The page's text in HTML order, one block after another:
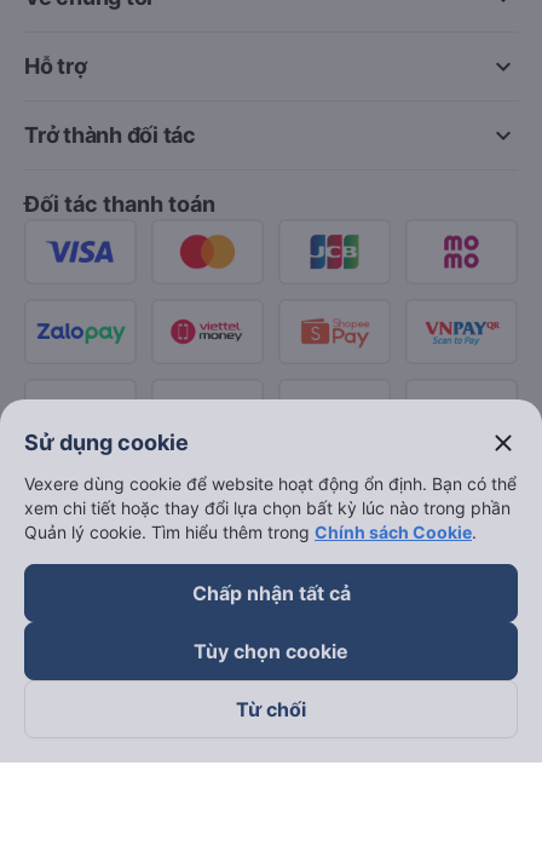
keyboard_arrow_down
Hỗ trợ
keyboard_arrow_down
Trở thành đối tác
Đối tác thanh toán
Theo dõi chúng tôi trên
Sử dụng cookie close
Vexere dùng cookie để website hoạt động ổn định. Bạn có thể
xem chi tiết hoặc thay đổi lựa chọn bất kỳ lúc nào trong phần
Quản lý cookie. Tìm hiểu thêm trong Chính sách Cookie.
Chấp nhận tất cả
Tùy chọn cookie
Từ chối